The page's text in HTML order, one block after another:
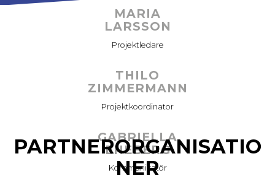
MARIA
LARSSON
Projektledare
THILO
ZIMMERMANN
Projektkoordinator
GABRIELLA
ENEBERG
Kommunikatör
PARTNERORGANISATIO
NER